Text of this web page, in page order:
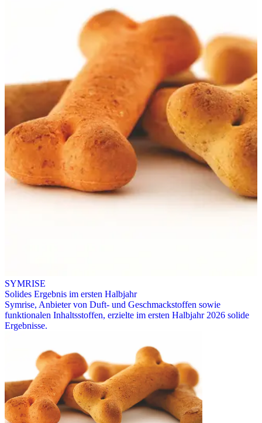
SYMRISE
Solides Ergebnis im ersten Halbjahr
Symrise, Anbieter von Duft- und Geschmackstoffen sowie
funktionalen Inhaltsstoffen, erzielte im ersten Halbjahr 2026 solide
Ergebnisse.